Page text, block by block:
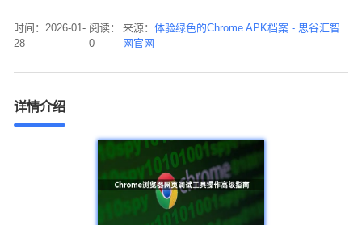
时间：2026-01-
28
阅读：
0
来源：体验绿色的Chrome APK档案 - 思谷汇智
网官网
详情介绍